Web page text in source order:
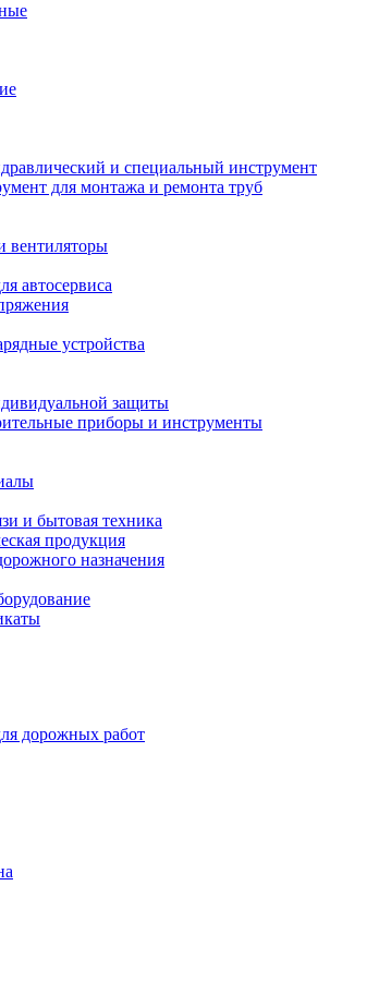
и специальный инструмент
для монтажа и ремонта труб
вентиляторы
автосервиса
устройства
защиты
приборы и инструменты
и бытовая техника
продукция
назначения
дорожных работ